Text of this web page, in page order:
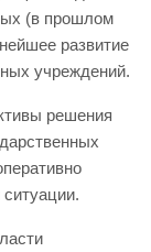
(в прошлом
развитие
учреждений.
решения